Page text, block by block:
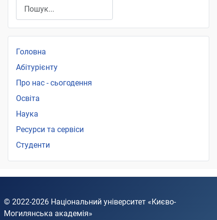
Головна
Абітурієнту
Про нас - сьогодення
Освіта
Наука
Ресурси та сервіси
Студенти
© 2022-2026 Національний університет «Києво-
Могилянська академія»